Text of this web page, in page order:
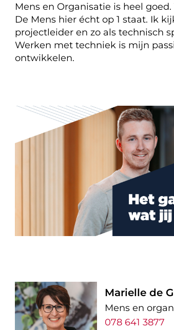
Mens en Organisatie is heel
De Mens hier écht op 1 staat. Ik
projectleider en zo als technisch
Werken met techniek is mijn
ontwikkelen.
Marielle de
Mens en
078 641 3877